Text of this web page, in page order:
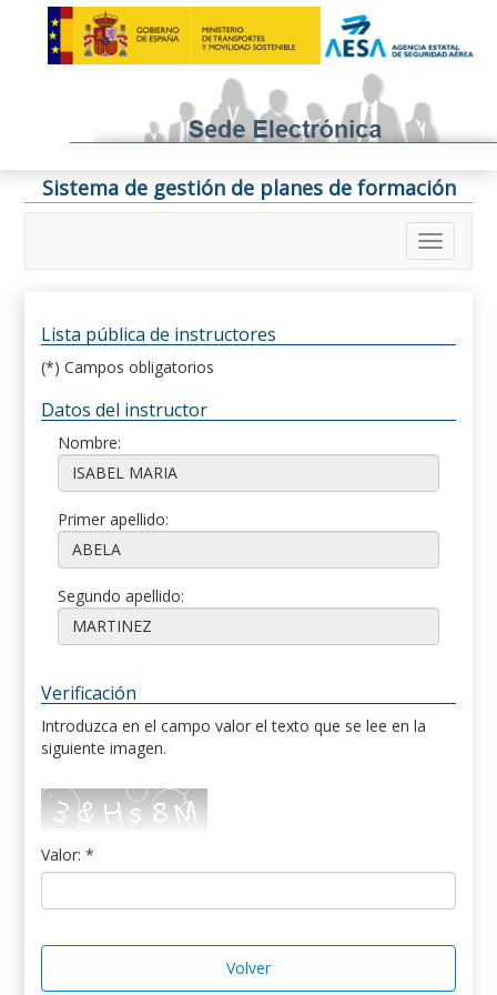
Sistema de gestión de planes de formación
Lista pública de instructores
(*) Campos obligatorios
Datos del instructor
Nombre:
Primer apellido:
Segundo apellido:
Verificación
Introduzca en el campo valor el texto que se lee en la
siguiente imagen.
Valor: *
Volver